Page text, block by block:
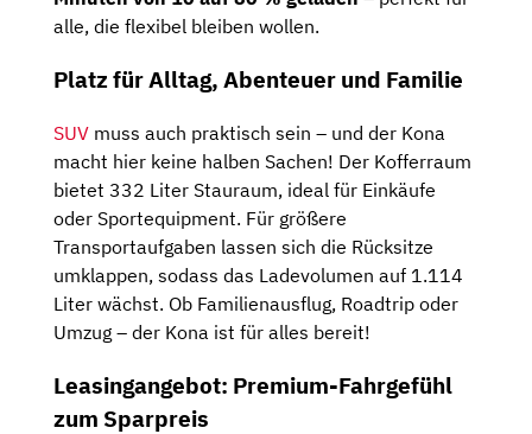
alle, die flexibel bleiben wollen.
Platz für Alltag, Abenteuer und Familie
SUV muss auch praktisch sein – und der Kona
macht hier keine halben Sachen! Der Kofferraum
bietet 332 Liter Stauraum, ideal für Einkäufe
oder Sportequipment. Für größere
Transportaufgaben lassen sich die Rücksitze
umklappen, sodass das Ladevolumen auf 1.114
Liter wächst. Ob Familienausflug, Roadtrip oder
Umzug – der Kona ist für alles bereit!
Leasingangebot: Premium-Fahrgefühl
zum Sparpreis